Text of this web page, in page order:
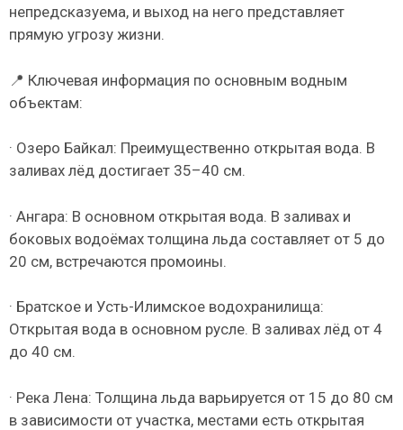
непредсказуема, и выход на него представляет
прямую угрозу жизни.
📍 Ключевая информация по основным водным
объектам:
· Озеро Байкал: Преимущественно открытая вода. В
заливах лёд достигает 35–40 см.
· Ангара: В основном открытая вода. В заливах и
боковых водоёмах толщина льда составляет от 5 до
20 см, встречаются промоины.
· Братское и Усть-Илимское водохранилища:
Открытая вода в основном русле. В заливах лёд от 4
до 40 см.
· Река Лена: Толщина льда варьируется от 15 до 80 см
в зависимости от участка, местами есть открытая